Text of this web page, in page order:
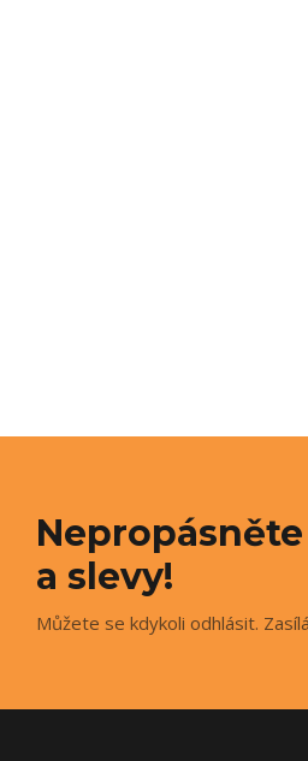
a slevy!
Můžete se kdykoli odhlásit.